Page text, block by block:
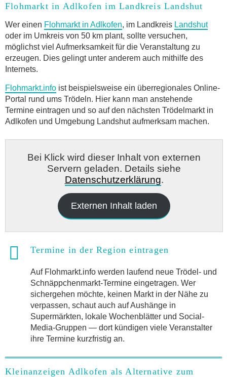
Flohmarkt in Adlkofen im Landkreis Landshut
Wer einen Flohmarkt in Adlkofen, im Landkreis Landshut
oder im Umkreis von 50 km plant, sollte versuchen,
möglichst viel Aufmerksamkeit für die Veranstaltung zu
erzeugen. Dies gelingt unter anderem auch mithilfe des
Internets.
Flohmarkt.info ist beispielsweise ein überregionales Online-
Portal rund ums Trödeln. Hier kann man anstehende
Termine eintragen und so auf den nächsten Trödelmarkt in
Adlkofen und Umgebung Landshut aufmerksam machen.
Bei Klick wird dieser Inhalt von externen
Servern geladen. Details siehe
Datenschutzerklärung.
Externen Inhalt laden
Termine in der Region eintragen
Auf Flohmarkt.info werden laufend neue Trödel- und
Schnäppchenmarkt-Termine eingetragen. Wer
sichergehen möchte, keinen Markt in der Nähe zu
verpassen, schaut auch auf Aushänge in
Supermärkten, lokale Wochenblätter und Social-
Media-Gruppen — dort kündigen viele Veranstalter
ihre Termine kurzfristig an.
Kleinanzeigen Adlkofen als Alternative zum